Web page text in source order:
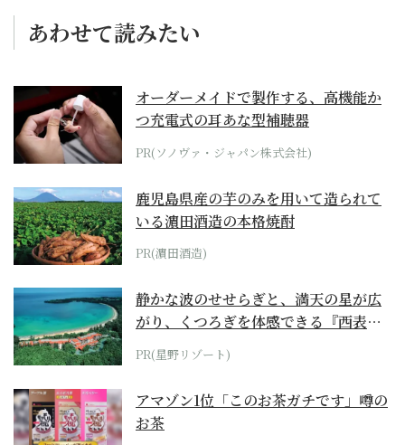
あわせて読みたい
オーダーメイドで製作する、高機能か
つ充電式の耳あな型補聴器
PR(ソノヴァ・ジャパン株式会社)
鹿児島県産の芋のみを用いて造られて
いる濵田酒造の本格焼酎
PR(濵田酒造)
静かな波のせせらぎと、満天の星が広
がり、くつろぎを体感できる『西表島
ホテル by...
PR(星野リゾート)
アマゾン1位「このお茶ガチです」噂の
お茶